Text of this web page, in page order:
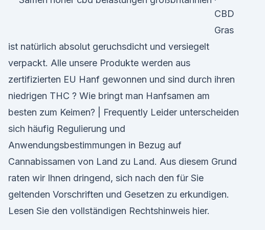
CBD
Gras
ist natürlich absolut geruchsdicht und versiegelt
verpackt. Alle unsere Produkte werden aus
zertifizierten EU Hanf gewonnen und sind durch ihren
niedrigen THC ? Wie bringt man Hanfsamen am
besten zum Keimen? | Frequently Leider unterscheiden
sich häufig Regulierung und
Anwendungsbestimmungen in Bezug auf
Cannabissamen von Land zu Land. Aus diesem Grund
raten wir Ihnen dringend, sich nach den für Sie
geltenden Vorschriften und Gesetzen zu erkundigen.
Lesen Sie den vollständigen Rechtshinweis hier.